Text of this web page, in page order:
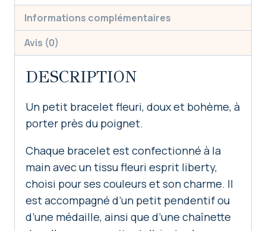
Informations complémentaires
Avis (0)
DESCRIPTION
Un petit bracelet fleuri, doux et bohème, à
porter près du poignet.
Chaque bracelet est confectionné à la
main avec un tissu fleuri esprit liberty,
choisi pour ses couleurs et son charme. Il
est accompagné d’un petit pendentif ou
d’une médaille, ainsi que d’une chaînette